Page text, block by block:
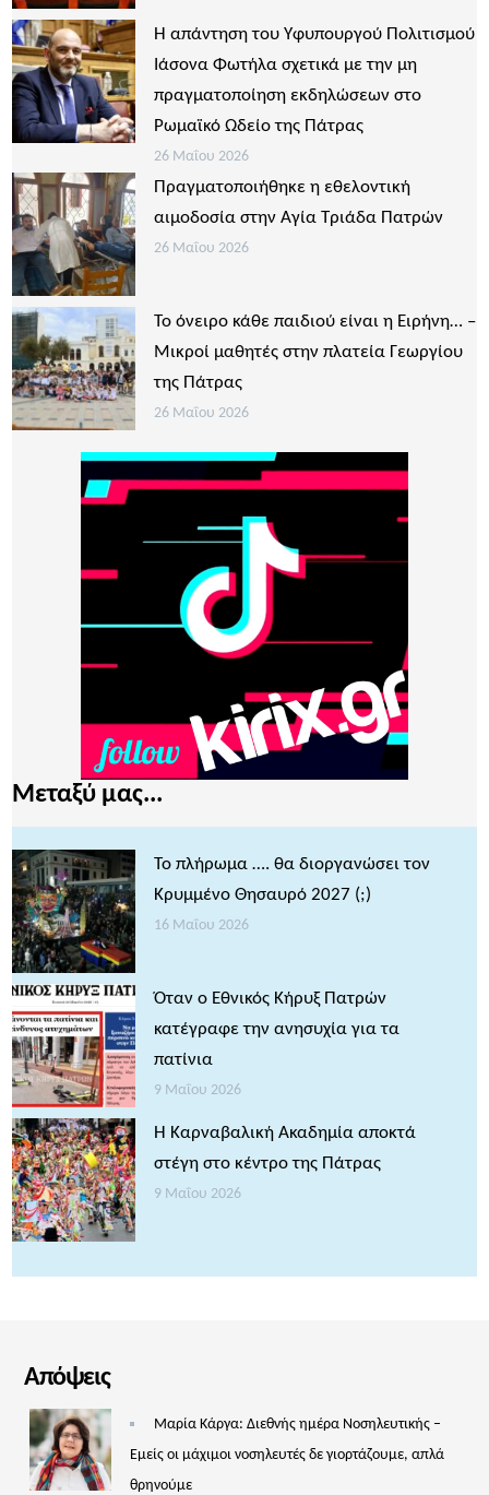
Η απάντηση του Υφυπουργού Πολιτισμού
Ιάσονα Φωτήλα σχετικά με την μη
πραγματοποίηση εκδηλώσεων στο
Ρωμαϊκό Ωδείο της Πάτρας
26 Μαΐου 2026
Πραγματοποιήθηκε η εθελοντική
αιμοδοσία στην Αγία Τριάδα Πατρών
26 Μαΐου 2026
Το όνειρο κάθε παιδιού είναι η Ειρήνη… –
Μικροί μαθητές στην πλατεία Γεωργίου
της Πάτρας
26 Μαΐου 2026
Μεταξύ μας...
Το πλήρωμα …. θα διοργανώσει τον
Κρυμμένο Θησαυρό 2027 (;)
16 Μαΐου 2026
Όταν ο Εθνικός Κήρυξ Πατρών
κατέγραφε την ανησυχία για τα
πατίνια
9 Μαΐου 2026
Η Καρναβαλική Ακαδημία αποκτά
στέγη στο κέντρο της Πάτρας
9 Μαΐου 2026
Απόψεις
Μαρία Κάργα: Διεθνής ημέρα Νοσηλευτικής –
Εμείς οι μάχιμοι νοσηλευτές δε γιορτάζουμε, απλά
θρηνούμε